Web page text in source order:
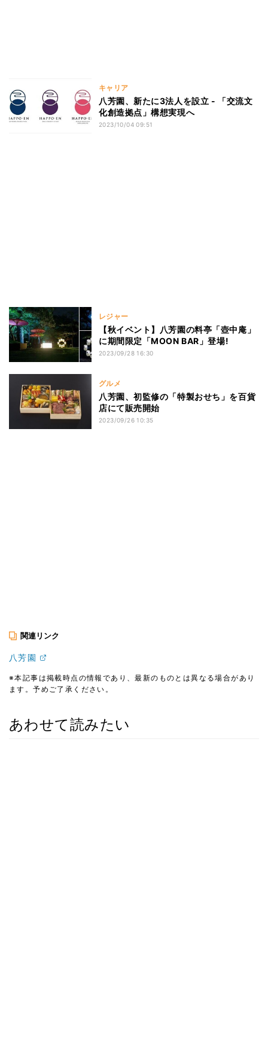
キャリア
八芳園、新たに3法人を設立 - 「交流文
化創造拠点」構想実現へ
2023/10/04 09:51
レジャー
【秋イベント】八芳園の料亭「壺中庵」
に期間限定「MOON BAR」登場!
2023/09/28 16:30
グルメ
八芳園、初監修の「特製おせち」を百貨
店にて販売開始
2023/09/26 10:35
関連リンク
八芳園
※本記事は掲載時点の情報であり、最新のものとは異なる場合があり
ます。予めご了承ください。
あわせて読みたい